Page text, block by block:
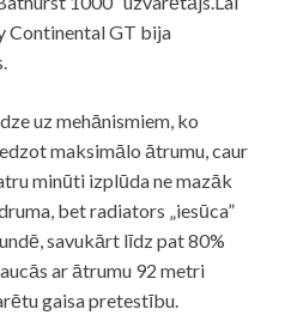
Continental GT bija
uz mehānismiem, ko
maksimālo ātrumu, caur
minūti izplūda ne mazāk
bet radiators „iesūca”
savukārt līdz pat 80%
ar ātrumu 92 metri
gaisa pretestību.